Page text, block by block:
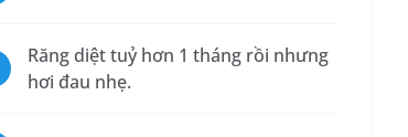
Răng diệt tuỷ hơn 1 tháng rồi nhưng
hơi đau nhẹ.